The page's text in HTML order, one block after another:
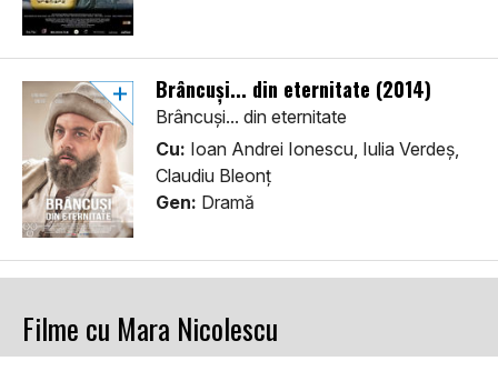
Brâncuși... din eternitate (2014)
Brâncuși... din eternitate
Cu: Ioan Andrei Ionescu, Iulia Verdeș,
Claudiu Bleonț
Gen: Dramă
Filme cu Mara Nicolescu